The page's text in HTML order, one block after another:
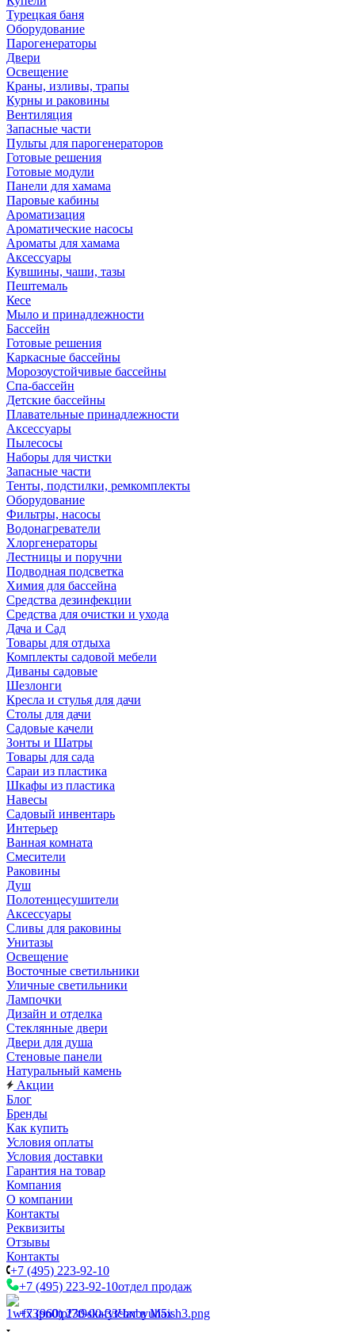
Турецкая баня
Оборудование
Парогенераторы
Двери
Освещение
Краны, изливы, трапы
Курны и раковины
Вентиляция
Запасные части
Пульты для парогенераторов
Готовые решения
Готовые модули
Панели для хамама
Паровые кабины
Ароматизация
Ароматические насосы
Ароматы для хамама
Аксессуары
Кувшины, чаши, тазы
Пештемаль
Кесе
Мыло и принадлежности
Бассейн
Готовые решения
Каркасные бассейны
Морозоустойчивые бассейны
Спа-бассейн
Детские бассейны
Плавательные принадлежности
Аксессуары
Пылесосы
Наборы для чистки
Запасные части
Тенты, подстилки, ремкомплекты
Оборудование
Фильтры, насосы
Водонагреватели
Хлоргенераторы
Лестницы и поручни
Подводная подсветка
Химия для бассейна
Средства дезинфекции
Средства для очистки и ухода
Дача и Сад
Товары для отдыха
Комплекты садовой мебели
Диваны садовые
Шезлонги
Кресла и стулья для дачи
Столы для дачи
Садовые качели
Зонты и Шатры
Товары для сада
Сараи из пластика
Шкафы из пластика
Навесы
Садовый инвентарь
Интерьер
Ванная комната
Смесители
Раковины
Душ
Полотенцесушители
Аксессуары
Сливы для раковины
Унитазы
Освещение
Восточные светильники
Уличные светильники
Лампочки
Дизайн и отделка
Стеклянные двери
Двери для душа
Стеновые панели
Натуральный камень
Акции
Блог
Бренды
Как купить
Условия оплаты
Условия доставки
Гарантия на товар
Компания
О компании
Контакты
Реквизиты
Отзывы
Контакты
+7 (495) 223-92-10
+7 (495) 223-92-10отдел продаж
+7 (960) 230-00-33Чат в Max